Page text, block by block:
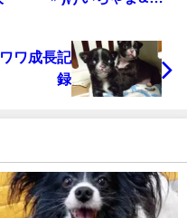
いガールズ💗
ワ成長記
録